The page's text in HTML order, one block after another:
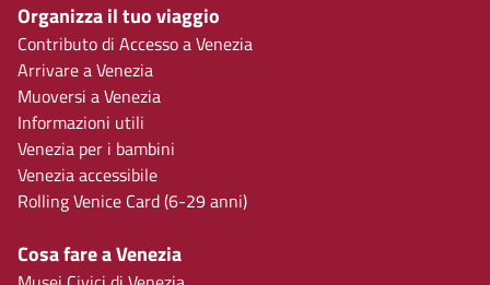
Organizza il tuo viaggio
Contributo di Accesso a Venezia
Arrivare a Venezia
Muoversi a Venezia
Informazioni utili
Venezia per i bambini
Venezia accessibile
Rolling Venice Card (6-29 anni)
Cosa fare a Venezia